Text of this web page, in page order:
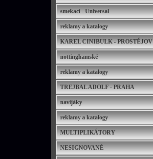
smekací - Universal
reklamy a katalogy
KAREL CINIBULK - PROSTĚJOV
nottinghamské
reklamy a katalogy
TREJBAL ADOLF - PRAHA
navijáky
reklamy a katalogy
MULTIPLIKÁTORY
NESIGNOVANÉ